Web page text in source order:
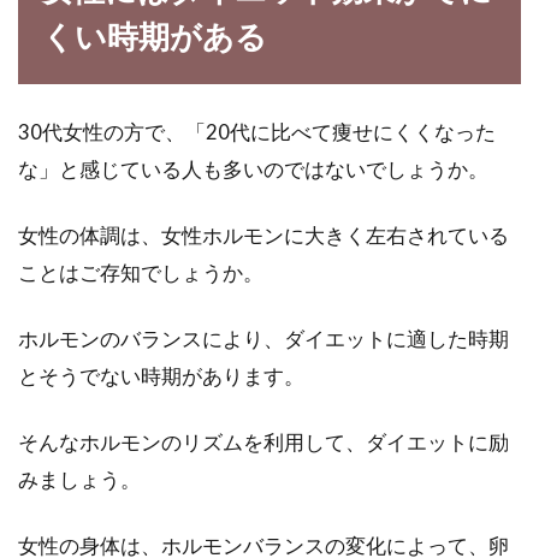
くい時期がある
30代女性の方で、「20代に比べて痩せにくくなった
な」と感じている人も多いのではないでしょうか。
女性の体調は、女性ホルモンに大きく左右されている
ことはご存知でしょうか。
ホルモンのバランスにより、ダイエットに適した時期
とそうでない時期があります。
そんなホルモンのリズムを利用して、ダイエットに励
みましょう。
女性の身体は、ホルモンバランスの変化によって、卵